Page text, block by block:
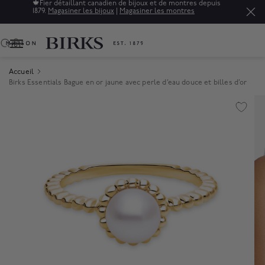
🍁 Fier détaillant canadien de bijoux et de montres depuis
1879. Magasiner les bijoux Magasiner les montres
0
Accueil
Birks Essentials Bague en or jaune avec perle d’eau douce et billes d’or